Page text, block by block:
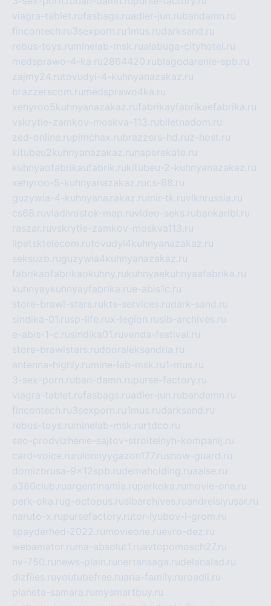
viagra-tablet.rufasbags.ruadler-jun.rubandamn.ru
fincontech.ru3sexporn.ru1mus.rudarksand.ru
rebus-toys.ru minelab-msk.rualabuga-cityhotel.ru
medsprawo-4-ka.ru2864420.rublagodarenie-spb.ru
zajmy24.rutovudyi-4-kuhnyanazakaz.ru
brazzerscom.ru medsprawo4ka.ru
xehyroo5kuhnyanazakaz.rufabrikayfabrikaefabrika.ru
vskrytie-zamkov-moskva-113.rubiletnadom.ru
zed-online.rupimchax.rubrazzers-hd.ruz-host.ru
kitubeu2kuhnyanazakaz.ru naperekate.ru
kuhnyaofabrikaufabrik.rukitubeu-2-kuhnyanazakaz.ru
xehyroo-5-kuhnyanazakaz.rucs-68.ru
guzywia-4-kuhnyanazakaz.ru mir-tk.ruvlknrussia.ru
cs68.ruvladivostok-map.ruvideo-seks.rubankaribi.ru
raszar.ruvskrytie-zamkov-moskva113.ru
lipetsktelecom.rutovudyi4kuhnyanazakaz.ru
seksuzb.ruguzywia4kuhnyanazakaz.ru
fabrikaofabrikaokuhny.rukuhnyaekuhnyaafabrika.ru
kuhnyaykuhnyayfabrika.rue-abis1c.ru
store-brawl-stars.rukts-services.rudark-sand.ru
sindika-01.rusp-life.rux-legion.rusib-archives.ru
e-abis-1-c.rusindika01.ruvenda-festival.ru
store-brawlstars.rudooraleksandria.ru
antenna-highly.ru mine-lab-msk.ru1-mus.ru
3-sex-porn.ruban-damn.rupurse-factory.ru
viagra-tablet.rufasbags.ruadler-jun.rubandamn.ru
fincontech.ru3sexporn.ru1mus.rudarksand.ru
rebus-toys.ru minelab-msk.ru rtdco.ru
seo-prodvizhenie-sajtov-stroitelnyh-kompanij.ru
card-voice.ru rulonnyygazon177.rusnow-guard.ru
domizbrusa-9x12spb.rudemaholding.ruaalse.ru
a380club.ruargentinamia.ruperkoka.ru movie-one.ru
perk-oka.rug-octopus.rusibarchives.ruandreislyusar.ru
naruto-x.rupursefactory.rutor-lyubov-i-grom.ru
spayderhed-2022.ru movieone.ruevro-dez.ru
webamator.ru ma-absolut1.ruavtopomosch27.ru
nv-750.ru news-plain.ru nertansaga.rudelanalad.ru
dizfiles.ruyoutubefree.ruaria-family.ru roadli.ru
planeta-samara.ru mysmartbuy.ru